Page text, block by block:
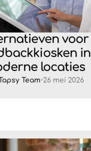
voor
in
locaties
Team•26 mei 2026